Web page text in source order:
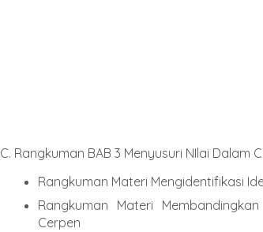
C. Rangkuman BAB 3 Menyusuri NIlai Dalam
Rangkuman Materi Mengidentifikasi
Rangkuman Materi
Cerpen